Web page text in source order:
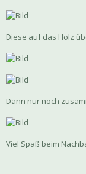
Diese auf das Holz
Dann nur noch
Viel Spaß beim